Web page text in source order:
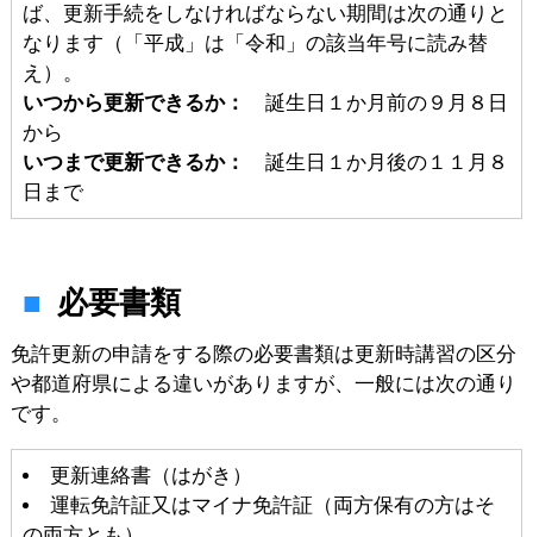
ば、更新手続をしなければならない期間は次の通りと
なります（「平成」は「令和」の該当年号に読み替
え）。
いつから更新できるか：
誕生日１か月前の９月８日
から
いつまで更新できるか：
誕生日１か月後の１１月８
日まで
必要書類
免許更新の申請をする際の必要書類は更新時講習の区分
や都道府県による違いがありますが、一般には次の通り
です。
更新連絡書（はがき）
運転免許証又はマイナ免許証（両方保有の方はそ